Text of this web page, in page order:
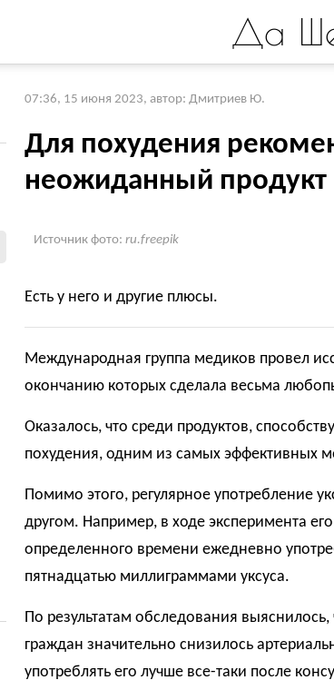
Да
07:36, 15 июня 2023, автор: Дмитриев Ю.
Для похудения
неожиданный продукт
Источник фото: ru.freepik
Есть у него и другие плюсы.
Международная группа медиков провел
окончанию которых сделала весьма
Оказалось, что среди продуктов,
похудения, одним из самых эффективных
Помимо этого, регулярное употребление
другом. Например, в ходе эксперимента
определенного времени ежедневно
пятнадцатью миллиграммами уксуса.
По результатам обследования выяснилось,
граждан значительно снизилось
употреблять его лучше все-таки после